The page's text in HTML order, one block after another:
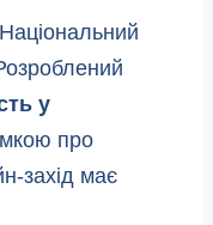
у
про
захід має